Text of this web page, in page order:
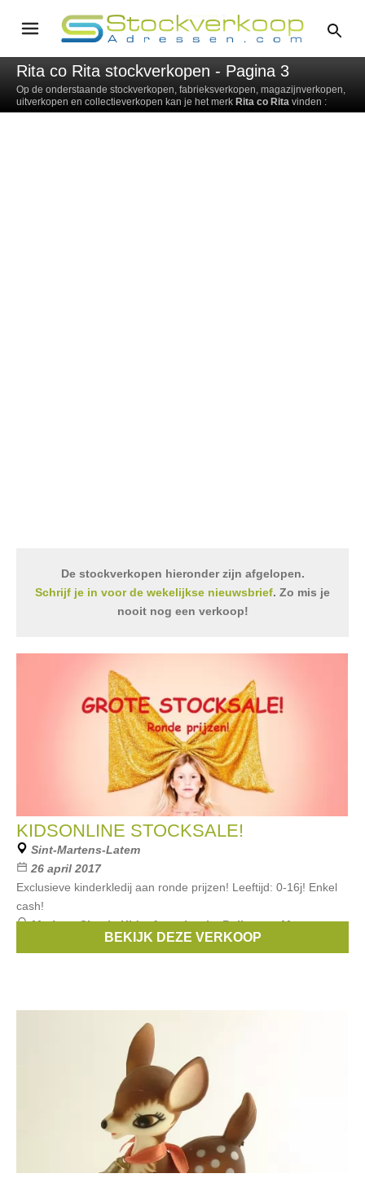
Rita co Rita stockverkopen - Pagina 3
Op de onderstaande stockverkopen, fabrieksverkopen, magazijnverkopen,
uitverkopen en collectieverkopen kan je het merk Rita co Rita vinden :
De stockverkopen hieronder zijn afgelopen.
Schrijf je in voor de wekelijkse nieuwsbrief. Zo mis je
nooit nog een verkoop!
KIDSONLINE STOCKSALE!
Sint-Martens-Latem
26 april 2017
Exclusieve kinderkledij aan ronde prijzen! Leeftijd: 0-16j! Enkel
cash!
Merken:Simple Kids,Anne kurris,Bellerose,Maan,
finger in the nose, ...
BEKIJK DEZE VERKOOP